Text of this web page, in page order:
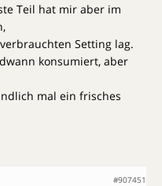
Teil hat mir aber im
Setting lag.
konsumiert, aber
mal ein frisches
#907451